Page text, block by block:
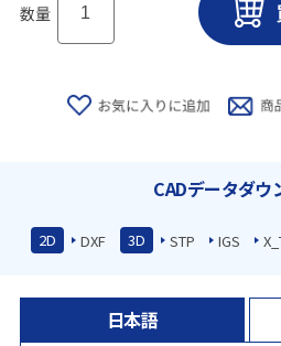
数量
CADデータダウ
2D DXF 3D STP IGS
日本語